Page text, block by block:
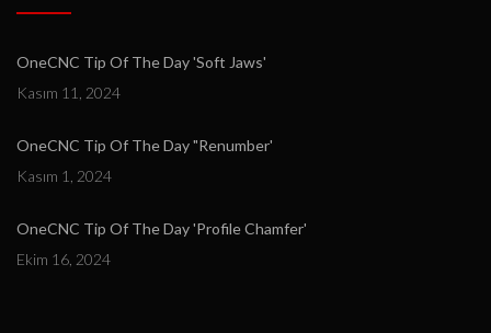
OneCNC Tip Of The Day 'Soft Jaws'
Kasım 11, 2024
OneCNC Tip Of The Day "Renumber'
Kasım 1, 2024
OneCNC Tip Of The Day 'Profile Chamfer'
Ekim 16, 2024